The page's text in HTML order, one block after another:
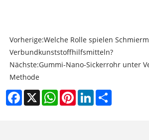
Vorherige:Welche Rolle spielen
Verbundkunststoffhilfsmitteln?
Nächste:Gummi-Nano-Sickerrohr unter
Methode
Facebook
X WhatsAppPinterestLinkedIn